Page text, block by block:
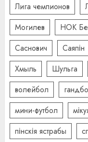
Лига чемпионов
Могилев
НОК
Саснович
Саяпін
Хмыль
Шульга
волейбол
мини-футбол
пінскія ястрабы